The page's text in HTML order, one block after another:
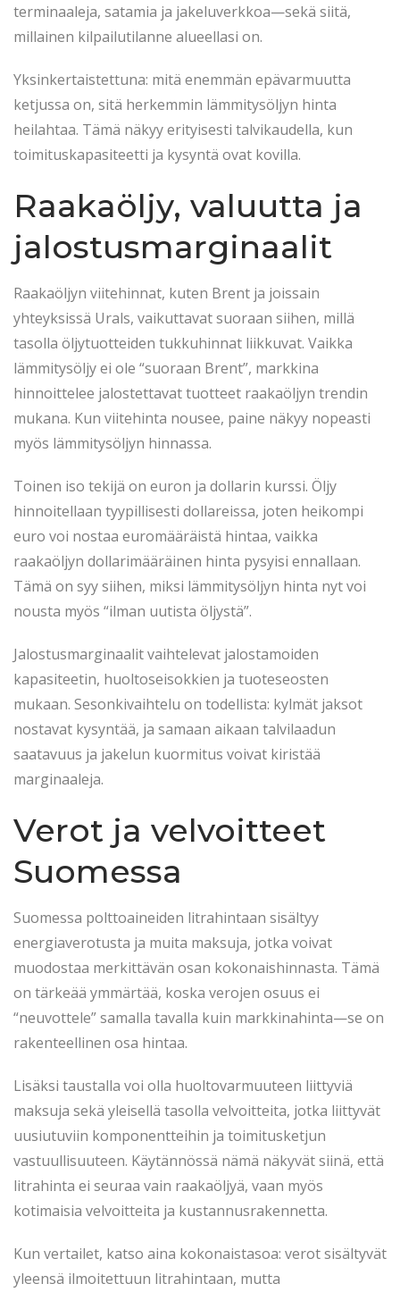
terminaaleja, satamia ja jakeluverkkoa—sekä siitä,
millainen kilpailutilanne alueellasi on.
Yksinkertaistettuna: mitä enemmän epävarmuutta
ketjussa on, sitä herkemmin lämmitysöljyn hinta
heilahtaa. Tämä näkyy erityisesti talvikaudella, kun
toimituskapasiteetti ja kysyntä ovat kovilla.
Raakaöljy, valuutta ja
jalostusmarginaalit
Raakaöljyn viitehinnat, kuten Brent ja joissain
yhteyksissä Urals, vaikuttavat suoraan siihen, millä
tasolla öljytuotteiden tukkuhinnat liikkuvat. Vaikka
lämmitysöljy ei ole “suoraan Brent”, markkina
hinnoittelee jalostettavat tuotteet raakaöljyn trendin
mukana. Kun viitehinta nousee, paine näkyy nopeasti
myös lämmitysöljyn hinnassa.
Toinen iso tekijä on euron ja dollarin kurssi. Öljy
hinnoitellaan tyypillisesti dollareissa, joten heikompi
euro voi nostaa euromääräistä hintaa, vaikka
raakaöljyn dollarimääräinen hinta pysyisi ennallaan.
Tämä on syy siihen, miksi lämmitysöljyn hinta nyt voi
nousta myös “ilman uutista öljystä”.
Jalostusmarginaalit vaihtelevat jalostamoiden
kapasiteetin, huoltoseisokkien ja tuoteseosten
mukaan. Sesonkivaihtelu on todellista: kylmät jaksot
nostavat kysyntää, ja samaan aikaan talvilaadun
saatavuus ja jakelun kuormitus voivat kiristää
marginaaleja.
Verot ja velvoitteet
Suomessa
Suomessa polttoaineiden litrahintaan sisältyy
energiaverotusta ja muita maksuja, jotka voivat
muodostaa merkittävän osan kokonaishinnasta. Tämä
on tärkeää ymmärtää, koska verojen osuus ei
“neuvottele” samalla tavalla kuin markkinahinta—se on
rakenteellinen osa hintaa.
Lisäksi taustalla voi olla huoltovarmuuteen liittyviä
maksuja sekä yleisellä tasolla velvoitteita, jotka liittyvät
uusiutuviin komponentteihin ja toimitusketjun
vastuullisuuteen. Käytännössä nämä näkyvät siinä, että
litrahinta ei seuraa vain raakaöljyä, vaan myös
kotimaisia velvoitteita ja kustannusrakennetta.
Kun vertailet, katso aina kokonaistasoa: verot sisältyvät
yleensä ilmoitettuun litrahintaan, mutta